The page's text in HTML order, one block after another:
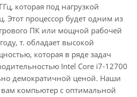
которая под нагрузкой
Этот процессор будет одним из
ПК или мощной рабочей
т. обладает высокой
которая в ряде задач
Intel Core i7-12700
демократичной ценой. Наши
вам компьютер с оптимальной